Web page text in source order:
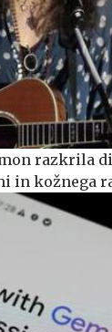
razkrila
in kožnega